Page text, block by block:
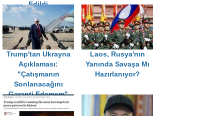
Edildi
Trump'tan Ukrayna
Açıklaması:
"Çatışmanın
Sonlanacağını
Garanti Edemem"
Laos, Rusya'nın
Yanında Savaşa Mı
Hazırlanıyor?